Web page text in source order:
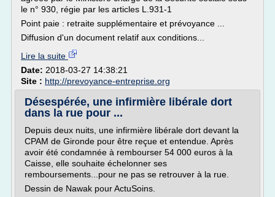
le n° 930, régie par les articles L.931-1
Point paie : retraite supplémentaire et prévoyance ...
Diffusion d'un document relatif aux conditions...
Lire la suite
Date: 2018-03-27 14:38:21
Site : http://prevoyance-entreprise.org
Désespérée, une infirmière libérale dort
dans la rue pour ...
Depuis deux nuits, une infirmière libérale dort devant la
CPAM de Gironde pour être reçue et entendue. Après
avoir été condamnée à rembourser 54 000 euros à la
Caisse, elle souhaite échelonner ses
remboursements...pour ne pas se retrouver à la rue.
Dessin de Nawak pour ActuSoins.